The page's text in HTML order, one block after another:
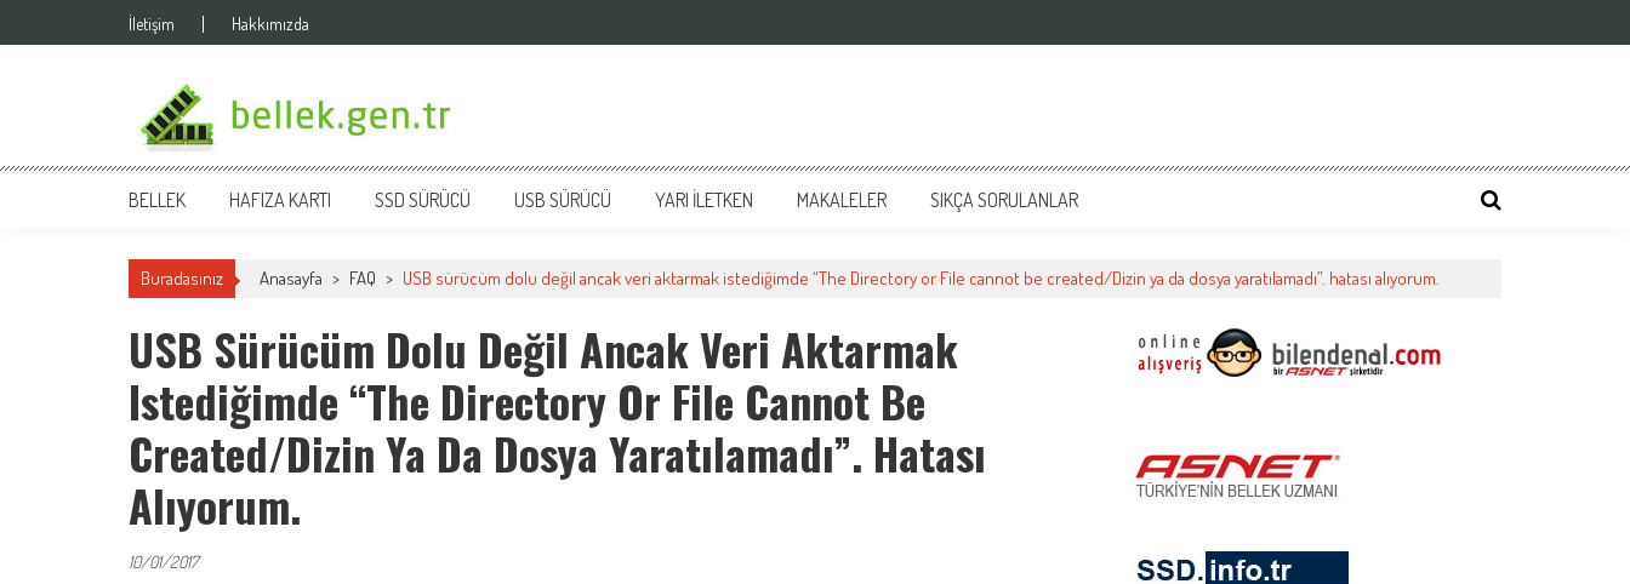
İletişim Hakkımızda
bellek.gen.tr
BELLEK HAFIZA KARTI SSD SÜRÜCÜ USB SÜRÜCÜ YARI İLETKEN MAKALELER SIKÇA SORULANLAR
Buradasınız Anasayfa > FAQ > USB sürücüm dolu değil ancak veri aktarmak istediğimde “The Directory or File cannot be created/Dizin ya da dosya yaratılamadı”. hatası alıyorum.
USB Sürücüm Dolu Değil Ancak Veri Aktarmak
Istediğimde “The Directory Or File Cannot Be
Created/Dizin Ya Da Dosya Yaratılamadı”. Hatası
Alıyorum.
10/01/2017